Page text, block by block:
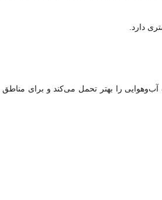
دارد.
را بهتر تحمل می‌کند و برای